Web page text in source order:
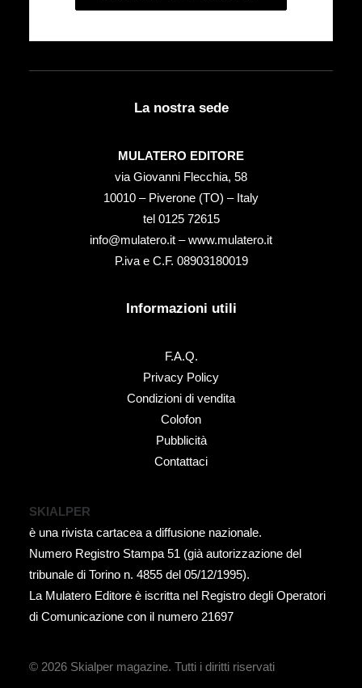
La nostra sede
MULATERO EDITORE
via Giovanni Flecchia, 58
10010 – Piverone (TO) – Italy
tel ‭0125 72615‬
info@mulatero.it –www.mulatero.it
P.iva e C.F. 08903180019
Informazioni utili
F.A.Q.
Privacy Policy
Condizioni di vendita
Colofon
Pubblicità
Contattaci
SKIALPER
è una rivista cartacea a diffusione nazionale.
Numero Registro Stampa 51 (già autorizzazione del
tribunale di Torino n. 4855 del 05/12/1995).
La Mulatero Editore è iscritta nel Registro degli Operatori
di Comunicazione con il numero 21697
© 2026 Skialper magazine. Tutti i diritti riservati